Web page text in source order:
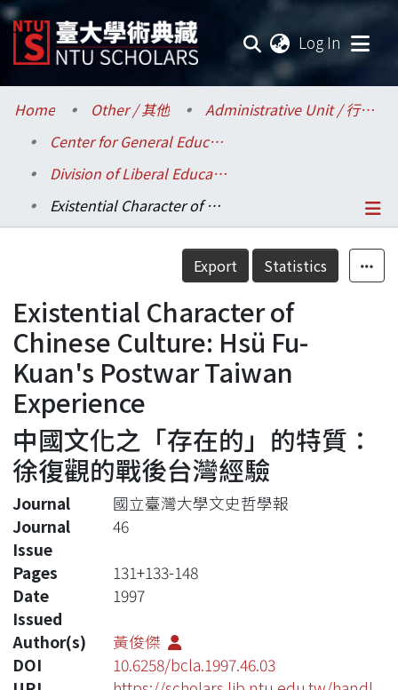
Log In
Communities & Collections
Research Outputs
Fundings & Projects
Statistics
Home Other / 其他
Administrative Unit / 行政單位
Center for General Education / 共同教育中心
Division of Liberal Education / 通識教育組
Existential Character of Chinese Culture: Hsü Fu-Kuan's Postwar Taiwan Experience
Details
Export Statistics
Existential Character of
Chinese Culture: Hsü Fu-
Kuan's Postwar Taiwan
Experience
中國文化之「存在的」的特質：
徐復觀的戰後台灣經驗
Journal
國立臺灣大學文史哲學報
Journal
Issue
46
Pages
131+133-148
Date
Issued
1997
Author(s)
黃俊傑
DOI
10.6258/bcla.1997.46.03